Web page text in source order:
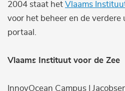
2004 staat het Vlaams
voor het beheer en de
portaal.
Vlaams Instituut voor de Zee
InnovOcean Campus |